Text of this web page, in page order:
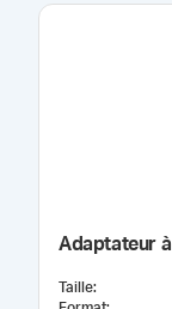
Adaptateur
Taille: